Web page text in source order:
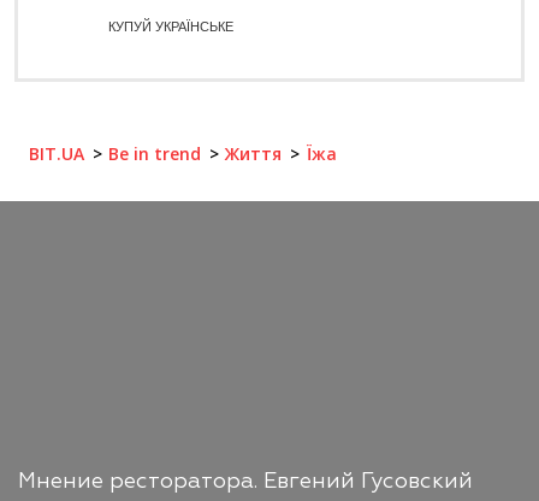
КУПУЙ УКРАЇНСЬКЕ
BIT.UA Be in trend Життя Їжа
Мнение ресторатора. Евгений Гусовский